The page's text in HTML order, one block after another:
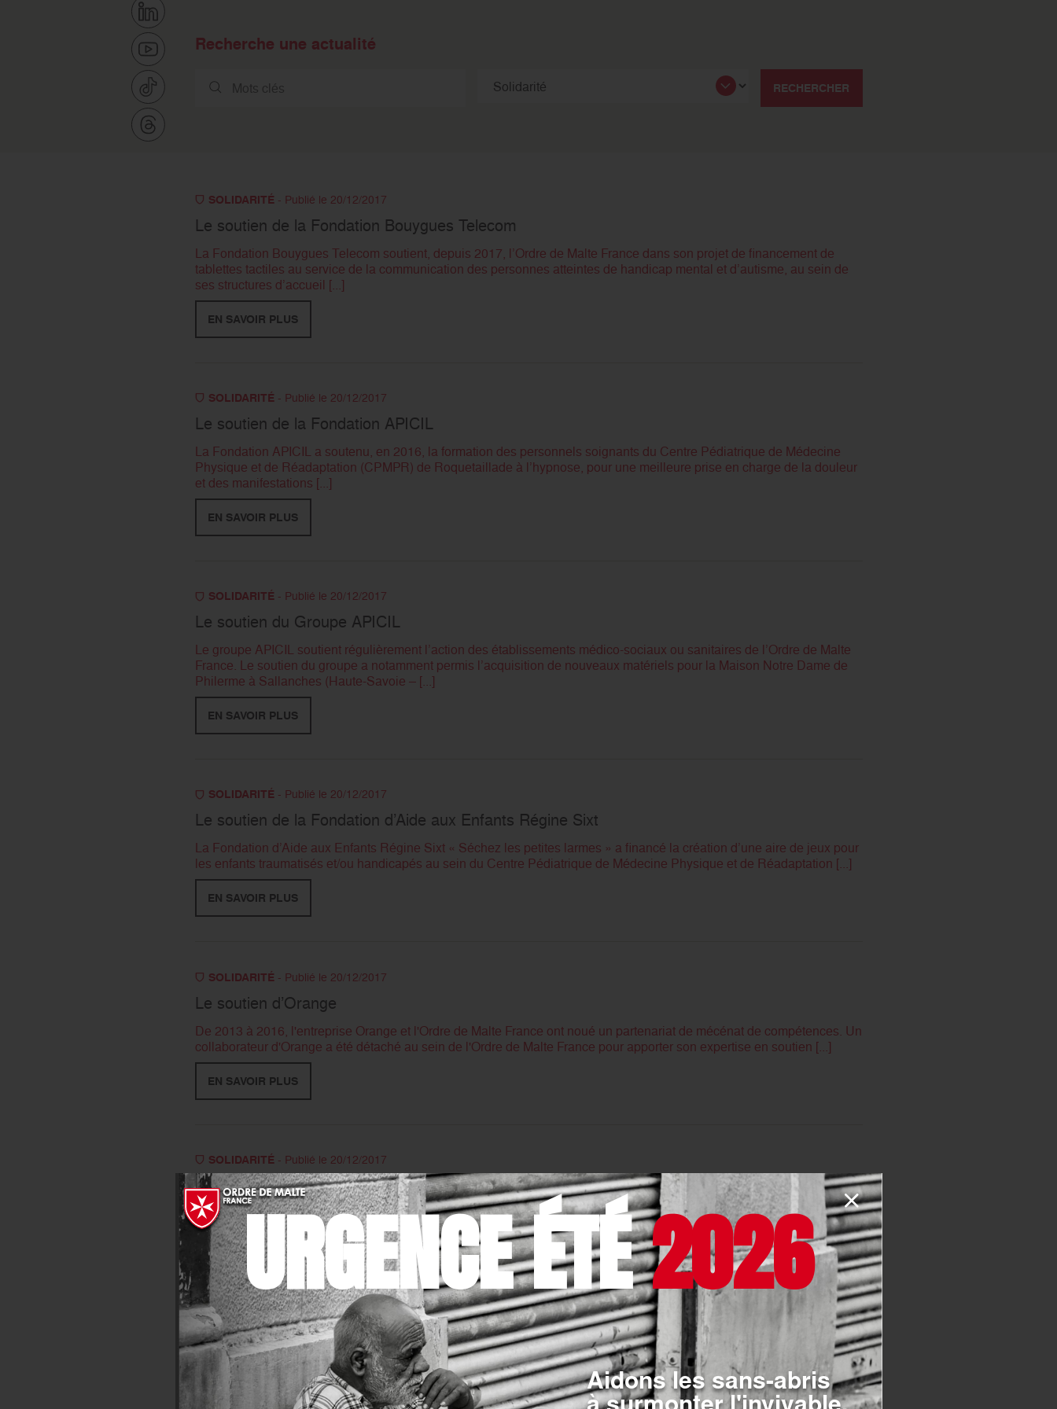
Recherche une actualité
RECHERCHER
SOLIDARITÉ- Publié le 20/12/2017
Le soutien de la Fondation Bouygues Telecom
La Fondation Bouygues Telecom soutient, depuis 2017, l’Ordre de Malte France dans son projet de financement de
tablettes tactiles au service de la communication des personnes atteintes de handicap mental et d’autisme, au sein de
ses structures d’accueil [...]
EN SAVOIR PLUS
SOLIDARITÉ- Publié le 20/12/2017
Le soutien de la Fondation APICIL
La Fondation APICIL a soutenu, en 2016, la formation des personnels soignants du Centre Pédiatrique de Médecine
Physique et de Réadaptation (CPMPR) de Roquetaillade à l’hypnose, pour une meilleure prise en charge de la douleur
et des manifestations [...]
EN SAVOIR PLUS
SOLIDARITÉ- Publié le 20/12/2017
Le soutien du Groupe APICIL
Le groupe APICIL soutient régulièrement l’action des établissements médico-sociaux ou sanitaires de l’Ordre de Malte
France. Le soutien du groupe a notamment permis l’acquisition de nouveaux matériels pour la Maison Notre Dame de
Philerme à Sallanches (Haute-Savoie – [...]
EN SAVOIR PLUS
SOLIDARITÉ- Publié le 20/12/2017
Le soutien de la Fondation d’Aide aux Enfants Régine Sixt
La Fondation d’Aide aux Enfants Régine Sixt « Séchez les petites larmes » a financé la création d’une aire de jeux pour
les enfants traumatisés et/ou handicapés au sein du Centre Pédiatrique de Médecine Physique et de Réadaptation [...]
EN SAVOIR PLUS
SOLIDARITÉ- Publié le 20/12/2017
Le soutien d’Orange
De 2013 à 2016, l'entreprise Orange et l'Ordre de Malte France ont noué un partenariat de mécénat de compétences. Un
collaborateur d'Orange a été détaché au sein de l'Ordre de Malte France pour apporter son expertise en soutien [...]
EN SAVOIR PLUS
SOLIDARITÉ- Publié le 20/12/2017
Le soutien de Danone Eaux France
Danone Eaux France et l’Ordre de Malte France ont noué un partenariat, en 2016, pour la production de trois vidéos
éducatives. Ces dernières visent à sensibiliser les populations sur l’eau et la santé, l’eau et l’hygiène alimentaire, et [...]
EN SAVOIR PLUS
SOLIDARITÉ- Publié le 20/12/2017
Le soutien de la Fondation Crédit Agricole Solidarité et Développement
La Fondation Crédit Agricole Solidarité et Développement soutient l’Ordre de Malte France dans son action pour l’accès
URGENCE ÉTÉ2026
Aidons les sans-abris